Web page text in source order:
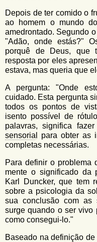
Depois de ter comido o
ao homem o mundo
amedrontado. Segundo
"Adão, onde estás?"
porquê de Deus, que
resposta por eles
estava, mas queria que
A pergunta: "Onde
cuidado. Esta pergunta
todos os pontos de
isento possível de
palavras, significa
sensorial para obter as
completas necessárias.
Para definir o problema
mente o significado da
Karl Duncker, que tem
sobre a psicologia da
sua conclusão com as
surge quando o ser vivo
como consegui-lo."
Baseado na definição